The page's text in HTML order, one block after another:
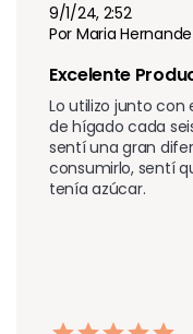
9/1/24, 2:52
Por Maria
Excelente
Lo utilizo junto
de hígado cada
sentí una gran
consumirlo, sentí
tenía azúcar.